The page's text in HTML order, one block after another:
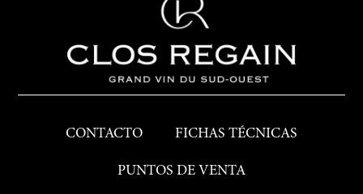
CONTACTO FICHAS TÉCNICAS
PUNTOS DE VENTA